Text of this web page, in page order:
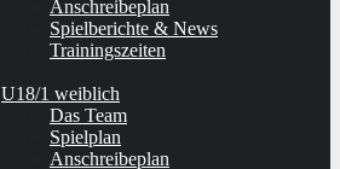
Anschreibeplan
Spielberichte & News
Trainingszeiten
U18/1 weiblich
Das Team
Spielplan
Anschreibeplan